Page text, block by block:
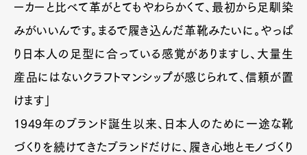
ーカーと比べて革がとてもやわらかくて、最初から足馴染
みがいいんです。まるで履き込んだ革靴みたいに。やっぱ
り日本人の足型に合っている感覚がありますし、大量生
産品にはないクラフトマンシップが感じられて、信頼が置
けます」
1949年のブランド誕生以来、日本人のために一途な靴
づくりを続けてきたブランドだけに、履き心地とモノづくり